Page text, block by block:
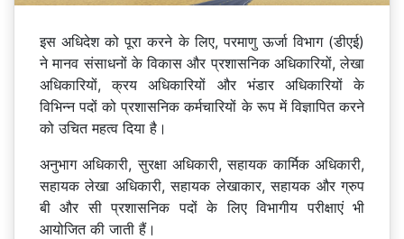
इस अधिदेश को पूरा करने के लिए, परमाणु ऊर्जा विभाग (डीएई)
ने मानव संसाधनों के विकास और प्रशासनिक अधिकारियों, लेखा
अधिकारियों, क्रय अधिकारियों और भंडार अधिकारियों के
विभिन्न पदों को प्रशासनिक कर्मचारियों के रूप में विज्ञापित करने
को उचित महत्व दिया है।
अनुभाग अधिकारी, सुरक्षा अधिकारी, सहायक कार्मिक अधिकारी,
सहायक लेखा अधिकारी, सहायक लेखाकार, सहायक और ग्रुप
बी और सी प्रशासनिक पदों के लिए विभागीय परीक्षाएं भी
आयोजित की जाती हैं।